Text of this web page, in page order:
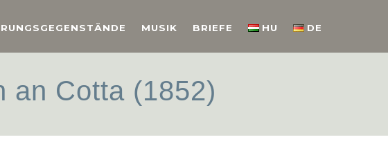
MUSIK BRIEFE HU DE
an Cotta (1852)